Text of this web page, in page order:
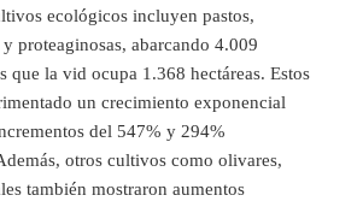
ecológicos incluyen pastos,
proteaginosas, abarcando 4.009
que la vid ocupa 1.368 hectáreas. Estos
un crecimiento exponencial
del 547% y 294%
otros cultivos como olivares,
también mostraron aumentos